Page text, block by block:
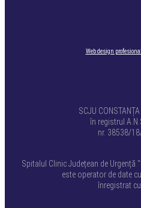
Web design profesional
SCJU
în registrul
nr. 38538/
Spitalul Clinic Județean de
este operator de date
înregistrat